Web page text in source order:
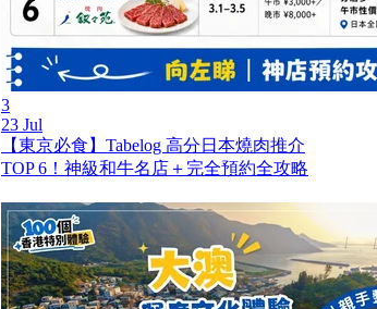
3
23 Jul
【東京必食】Tabelog 高分日本燒肉推介
TOP 6！神級和牛名店＋完全預約全攻略